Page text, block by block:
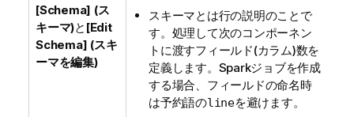
[Schema] (ス
キーマ)と [Edit
Schema] (スキ
ーマを編集)
スキーマとは行の説明のことで
す。処理して次のコンポーネン
トに渡すフィールド(カラム)数を
定義します。Sparkジョブを作成
する場合、フィールドの命名時
は予約語のlineを避けます。